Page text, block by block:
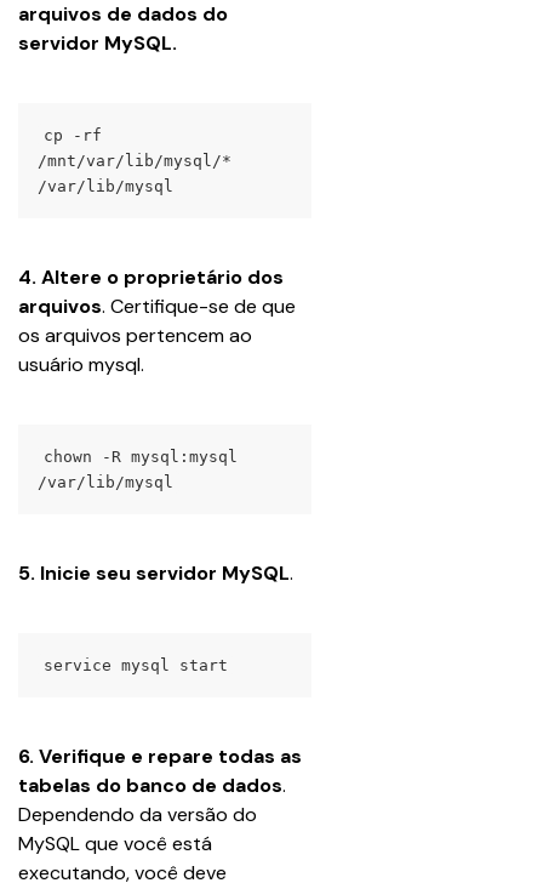
arquivos de dados do
servidor MySQL.
cp -rf
/mnt/var/lib/mysql/*
/var/lib/mysql
4. Altere o proprietário dos
arquivos. Certifique-se de que
os arquivos pertencem ao
usuário mysql.
chown -R mysql:mysql
/var/lib/mysql
5. Inicie seu servidor MySQL.
service mysql start
6. Verifique e repare todas as
tabelas do banco de dados.
Dependendo da versão do
MySQL que você está
executando, você deve